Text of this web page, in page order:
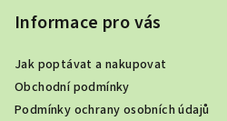
Informace pro vás
Jak poptávat a nakupovat
Obchodní podmínky
Podmínky ochrany osobních údajů